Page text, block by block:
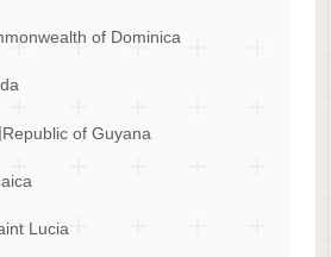
of Dominica
of Guyana
Lucia